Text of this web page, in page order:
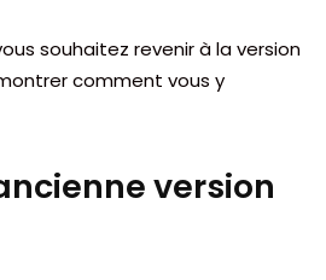
souhaitez revenir à la version
comment vous y
version